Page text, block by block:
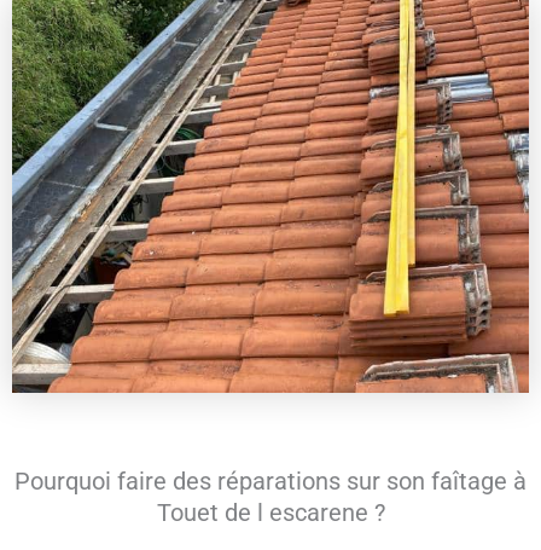
Pourquoi faire des réparations sur son faîtage à
Touet de l escarene ?